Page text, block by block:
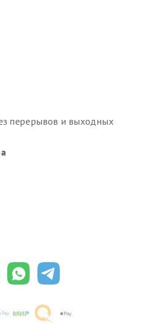
перерывов и выходных